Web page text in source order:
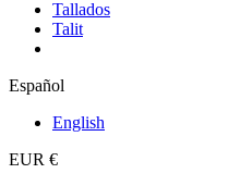
Tallados
Talit
Español
English
EUR €